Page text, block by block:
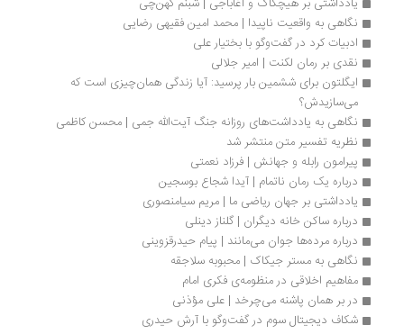
نگاهی به واقعیت ناپیدا | محمد امین فقیهی رضایی
ادبیات کرد در گفت‌وگو با بختیار علی
نقدی بر رمان لکنت | امیر جلالی
ایگلتون برای ششمین بار پرسید: آیا زندگی همان‌چیزی است که
می‌سازیدش؟
نگاهی به یادداشت‌های روزانه جنگ آیت‌الله جمی | محسن کاظمی
نظریه تفسیر متن منتشر شد
پیرامون رابله و جهانش | فرزاد نعمتی
درباره یک رمان ناتمام | آیدا شجاع بوسجین
یادداشتی بر جهان ریاضی ما | مریم سیامنصوری
درباره ساکن خانه دیگران | گلناز دینلی
درباره مرده‌ها جوان می‌مانند | پیام حیدرقزوینی
نگاهی به مستر جیکاک | محبوبه سلاجقه
مفاهیم اخلاقی در منظومه‌ی فکری امام
در بر همان پاشنه‌ می‌چرخد | علی مؤذنی
شکاف دیجیتال سوم در گفت‌وگو با آرش حیدری